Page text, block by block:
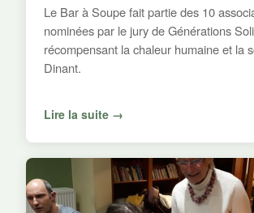
Le Bar à Soupe fait partie des 10
nominées par le jury de Générations
récompensant la chaleur humaine et la
Dinant.
Lire la suite →